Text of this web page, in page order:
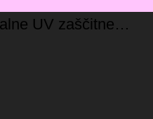
UV zaščitne